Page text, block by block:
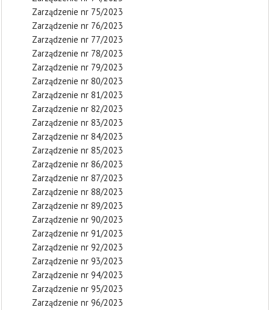
Zarządzenie nr 75/2023
Zarządzenie nr 76/2023
Zarządzenie nr 77/2023
Zarządzenie nr 78/2023
Zarządzenie nr 79/2023
Zarządzenie nr 80/2023
Zarządzenie nr 81/2023
Zarządzenie nr 82/2023
Zarządzenie nr 83/2023
Zarządzenie nr 84/2023
Zarządzenie nr 85/2023
Zarządzenie nr 86/2023
Zarządzenie nr 87/2023
Zarządzenie nr 88/2023
Zarządzenie nr 89/2023
Zarządzenie nr 90/2023
Zarządzenie nr 91/2023
Zarządzenie nr 92/2023
Zarządzenie nr 93/2023
Zarządzenie nr 94/2023
Zarządzenie nr 95/2023
Zarządzenie nr 96/2023